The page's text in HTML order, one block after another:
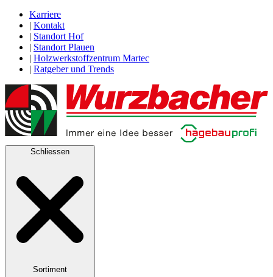
Karriere
| Kontakt
| Standort Hof
| Standort Plauen
| Holzwerkstoffzentrum Martec
| Ratgeber und Trends
Schliessen
Sortiment